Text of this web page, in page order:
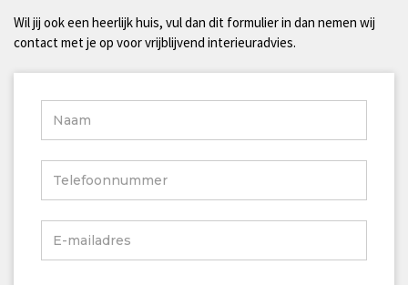
Wil jij ook een heerlijk huis, vul dan dit formulier in dan nemen wij
contact met je op voor vrijblijvend interieuradvies.